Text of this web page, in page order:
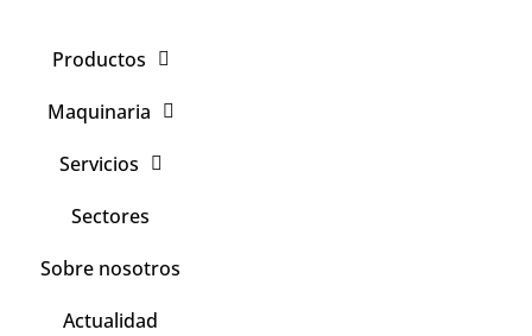
Productos
Maquinaria
Servicios
Sectores
Sobre nosotros
Actualidad